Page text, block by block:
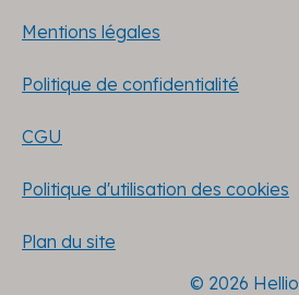
Mentions légales
Politique de confidentialité
CGU
Politique d'utilisation des cookies
Plan du site
© 2026 Hellio